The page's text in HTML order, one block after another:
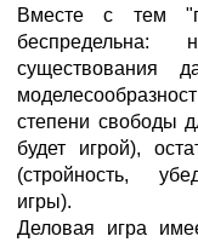
Вместе с тем
беспредельна:
существования
степени свободы
будет игрой),
(стройность,
игры).
Деловая игра